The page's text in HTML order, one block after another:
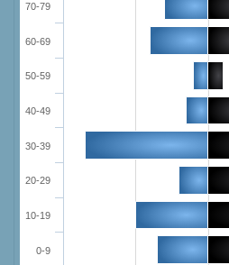
0-9
10-19
20-29
30-39
40-49
50-59
60-69
70-79